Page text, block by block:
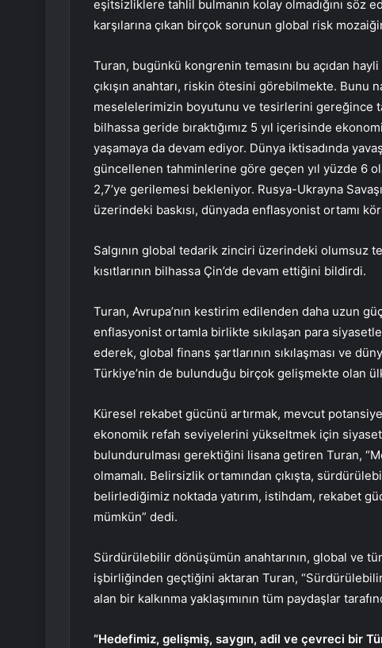
eşitsizliklere tahlil bulmanın kolay olmadığını söz
karşılarına çıkan birçok sorunun global risk
Turan, bugünkü kongrenin temasını bu açıdan
çıkışın anahtarı, riskin ötesini görebilmekte. Bunu
meselelerimizin boyutunu ve tesirlerini gereğince
bilhassa geride bıraktığımız 5 yıl içerisinde
yaşamaya da devam ediyor. Dünya iktisadında
güncellenen tahminlerine göre geçen yıl yüzde 6
2,7’ye gerilemesi bekleniyor. Rusya-Ukrayna
üzerindeki baskısı, dünyada enflasyonist ortamı
Salgının global tedarik zinciri üzerindeki olumsuz
kısıtlarının bilhassa Çin’de devam ettiğini bildirdi.
Turan, Avrupa’nın kestirim edilenden daha uzun
enflasyonist ortamla birlikte sıkılaşan para
ederek, global finans şartlarının sıkılaşması ve
Türkiye’nin de bulunduğu birçok gelişmekte olan
Küresel rekabet gücünü artırmak, mevcut
ekonomik refah seviyelerini yükseltmek için
bulundurulması gerektiğini lisana getiren Turan,
olmamalı. Belirsizlik ortamından çıkışta,
belirlediğimiz noktada yatırım, istihdam, rekabet
mümkün” dedi.
Sürdürülebilir dönüşümün anahtarının, global ve
işbirliğinden geçtiğini aktaran Turan,
alan bir kalkınma yaklaşımının tüm paydaşlar
“Hedefimiz, gelişmiş, saygın, adil ve çevreci bir